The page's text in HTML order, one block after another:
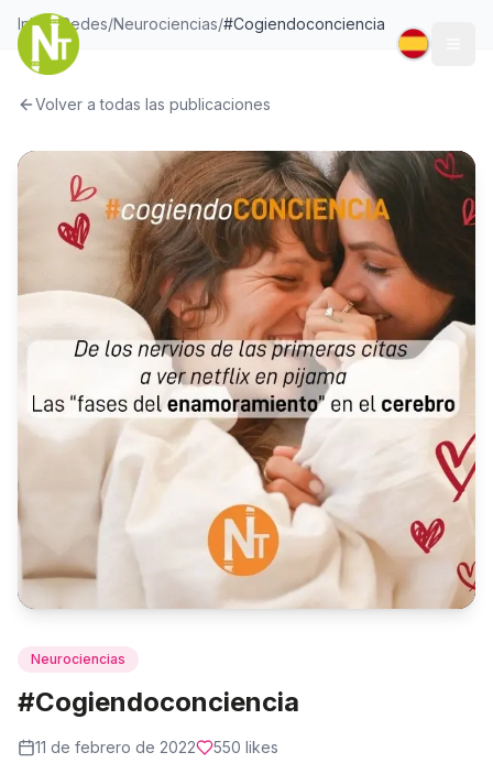
Inicio/Redes/Neurociencias/#Cogiendoconciencia
Volver a todas las publicaciones
Neurociencias
#Cogiendoconciencia
11 de febrero de 2022 550 likes